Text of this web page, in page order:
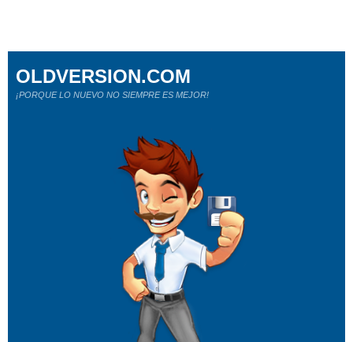
OLDVERSION.COM
¡PORQUE LO NUEVO NO SIEMPRE ES MEJOR!